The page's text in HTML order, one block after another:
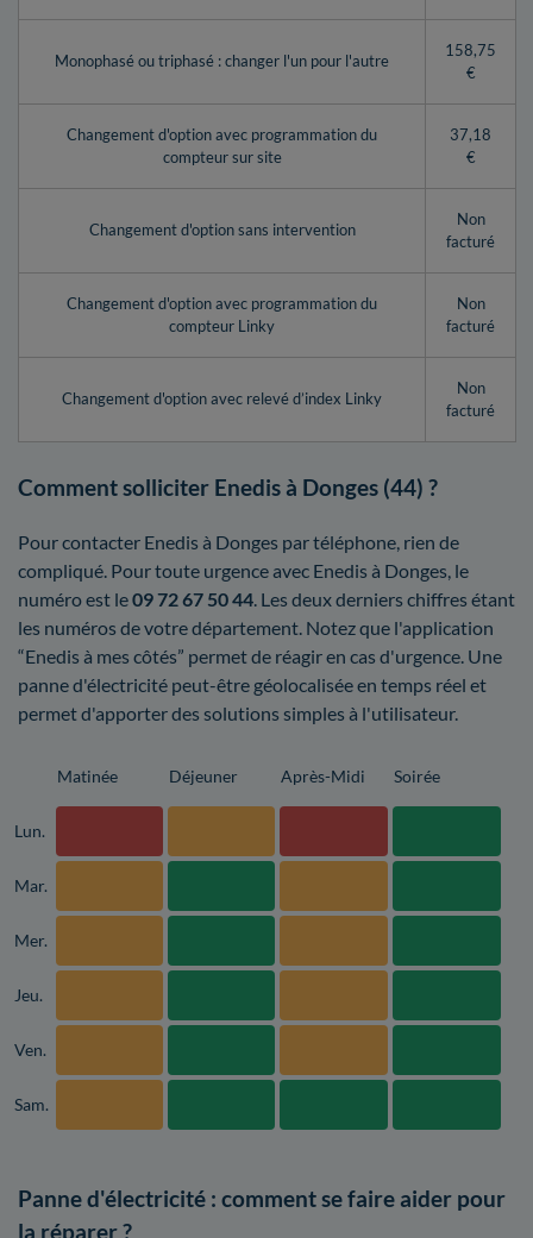
Monophasé ou triphasé : changer l'un pour l'autre
158,75
€
Changement d'option avec programmation du
compteur sur site
37,18
€
Changement d'option sans intervention
Non
facturé
Changement d'option avec programmation du
compteur Linky
Non
facturé
Changement d'option avec relevé d’index Linky
Non
facturé
Comment solliciter Enedis à Donges (44) ?
Pour contacter Enedis à Donges par téléphone, rien de
compliqué. Pour toute urgence avec Enedis à Donges, le
numéro est le09 72 67 50 44 . Les deux derniers chiffres étant
les numéros de votre département. Notez que l'application
“Enedis à mes côtés” permet de réagir en cas d'urgence. Une
panne d'électricité peut-être géolocalisée en temps réel et
permet d'apporter des solutions simples à l'utilisateur.
Matinée Déjeuner Après-Midi Soirée
Lun.
Mar.
Mer.
Jeu.
Ven.
Sam.
Panne d'électricité : comment se faire aider pour
la réparer ?